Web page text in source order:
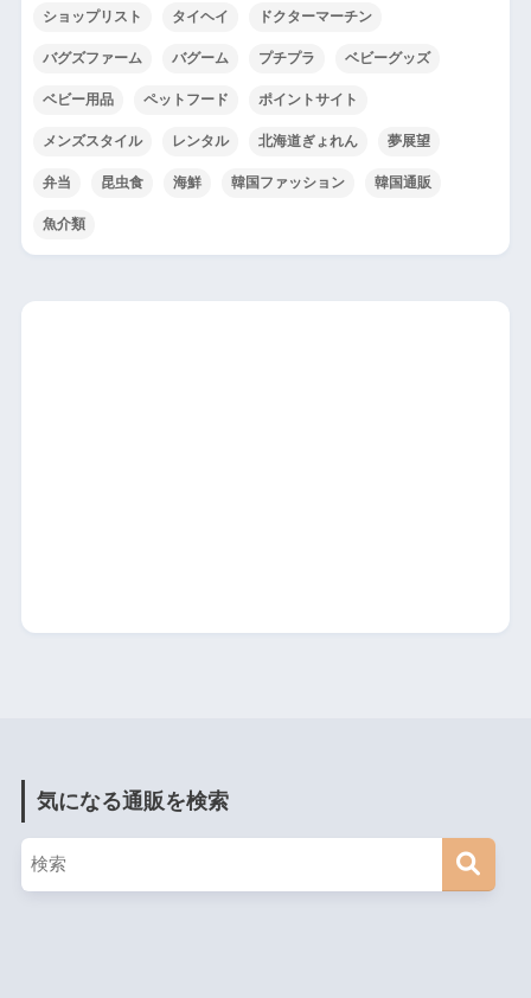
ショップリスト タイヘイ ドクターマーチン
バグズファーム バグーム プチプラ ベビーグッズ
ベビー用品 ペットフード ポイントサイト
メンズスタイル レンタル 北海道ぎょれん 夢展望
弁当 昆虫食 海鮮 韓国ファッション 韓国通販
魚介類
気になる通販を検索